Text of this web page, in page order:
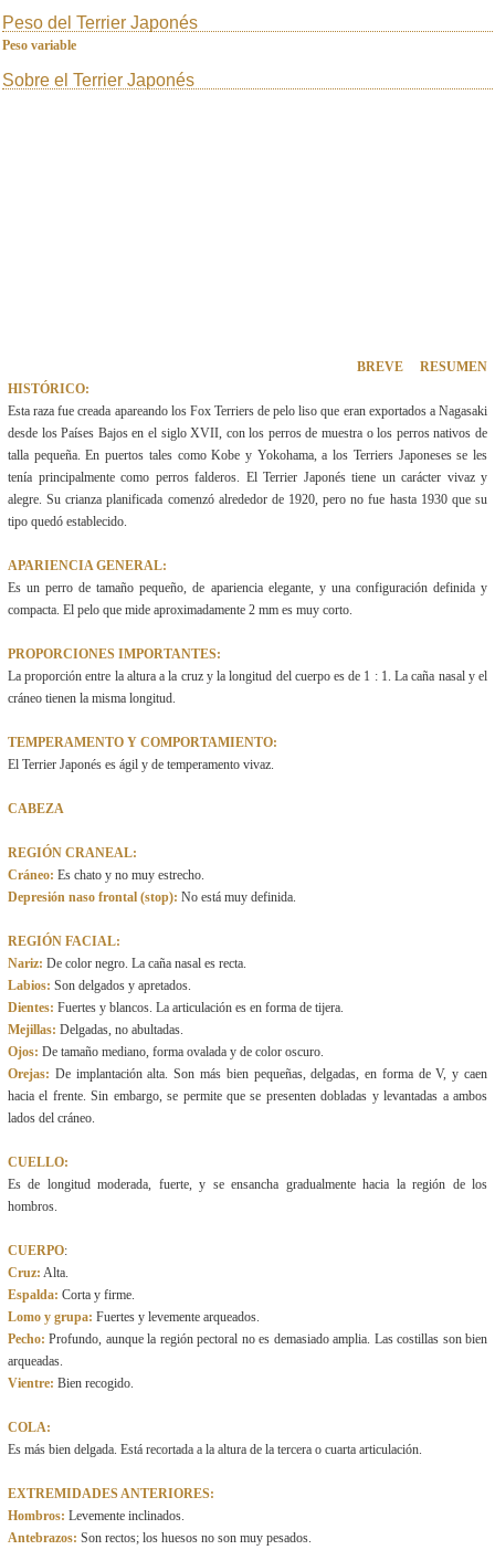
Peso del Terrier Japonés
Peso variable
Sobre el Terrier Japonés
BREVE RESUMEN
HISTÓRICO:
Esta raza fue creada apareando los Fox Terriers de pelo liso que eran exportados a Nagasaki
desde los Países Bajos en el siglo XVII, con los perros de muestra o los perros nativos de
talla pequeña. En puertos tales como Kobe y Yokohama, a los Terriers Japoneses se les
tenía principalmente como perros falderos. El Terrier Japonés tiene un carácter vivaz y
alegre. Su crianza planificada comenzó alrededor de 1920, pero no fue hasta 1930 que su
tipo quedó establecido.
APARIENCIA GENERAL:
Es un perro de tamaño pequeño, de apariencia elegante, y una configuración definida y
compacta. El pelo que mide aproximadamente 2 mm es muy corto.
PROPORCIONES IMPORTANTES:
La proporción entre la altura a la cruz y la longitud del cuerpo es de 1 : 1. La caña nasal y el
cráneo tienen la misma longitud.
TEMPERAMENTO Y COMPORTAMIENTO:
El Terrier Japonés es ágil y de temperamento vivaz.
CABEZA
REGIÓN CRANEAL:
Cráneo: Es chato y no muy estrecho.
Depresión naso frontal (stop): No está muy definida.
REGIÓN FACIAL:
Nariz: De color negro. La caña nasal es recta.
Labios: Son delgados y apretados.
Dientes: Fuertes y blancos. La articulación es en forma de tijera.
Mejillas: Delgadas, no abultadas.
Ojos: De tamaño mediano, forma ovalada y de color oscuro.
Orejas: De implantación alta. Son más bien pequeñas, delgadas, en forma de V, y caen
hacia el frente. Sin embargo, se permite que se presenten dobladas y levantadas a ambos
lados del cráneo.
CUELLO:
Es de longitud moderada, fuerte, y se ensancha gradualmente hacia la región de los
hombros.
CUERPO:
Cruz: Alta.
Espalda: Corta y firme.
Lomo y grupa: Fuertes y levemente arqueados.
Pecho: Profundo, aunque la región pectoral no es demasiado amplia. Las costillas son bien
arqueadas.
Vientre: Bien recogido.
COLA:
Es más bien delgada. Está recortada a la altura de la tercera o cuarta articulación.
EXTREMIDADES ANTERIORES:
Hombros: Levemente inclinados.
Antebrazos: Son rectos; los huesos no son muy pesados.